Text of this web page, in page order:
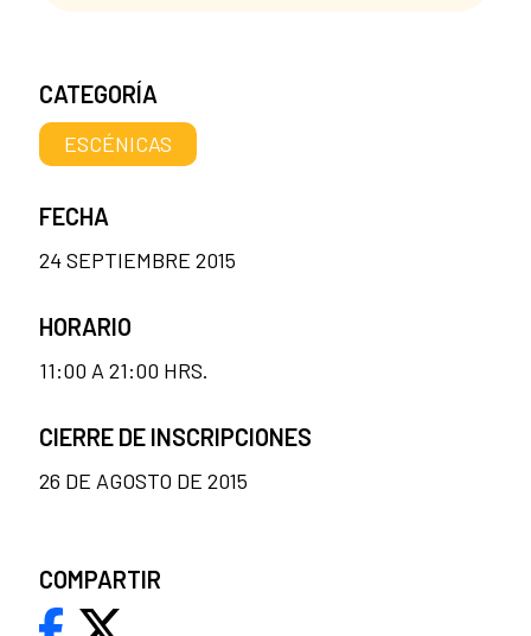
CATEGORÍA
ESCÉNICAS
FECHA
24 SEPTIEMBRE 2015
HORARIO
11:00 A 21:00 HRS.
CIERRE DE INSCRIPCIONES
26 DE AGOSTO DE 2015
COMPARTIR